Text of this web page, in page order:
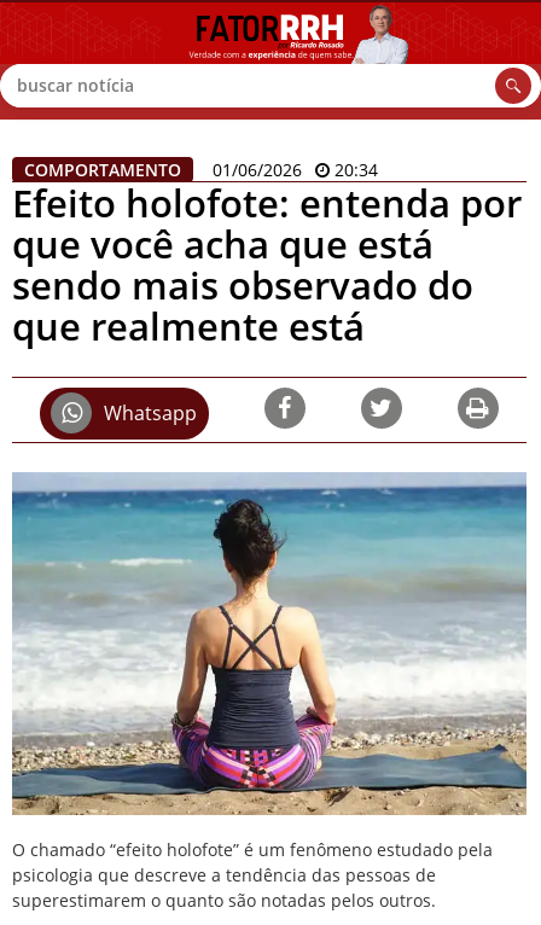
Buscar
COMPORTAMENTO 01/06/2026 20:34
Efeito holofote: entenda por
que você acha que está
sendo mais observado do
que realmente está
Whatsapp
O chamado “efeito holofote” é um fenômeno estudado pela
psicologia que descreve a tendência das pessoas de
superestimarem o quanto são notadas pelos outros.